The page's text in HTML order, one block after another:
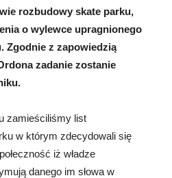
rozbudowy skate parku,
o wylewce upragnionego
Zgodnie z zapowiedzią
zadanie zostanie
zamieściliśmy list
w którym zdecydowali się
iż władze
danego im słowa w